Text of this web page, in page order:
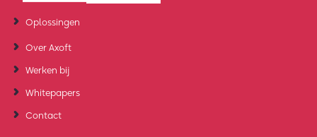
Oplossingen
Over Axoft
Werken bij
Whitepapers
Contact